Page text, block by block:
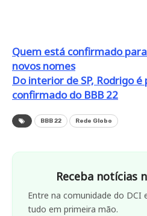
Quem está confirmado
novos nomes
Do interior de SP, Rodrigo
confirmado do BBB 22
BBB 22 Rede Globo
Receba notícias
Entre na comunidade do DCI
tudo em primeira mão.